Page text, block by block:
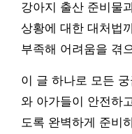
강아지 출산 준비물
상황에 대한 대처법
부족해 어려움을 겪
이 글 하나로 모든
와 아가들이 안전하
도록 완벽하게 준비